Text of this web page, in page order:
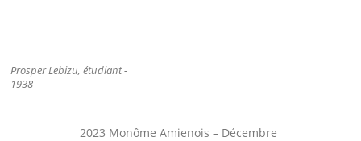
Prosper Lebizu, étudiant -
1938
2023 Monôme Amienois – Décembre